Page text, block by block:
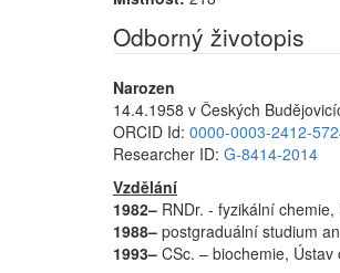
Odborný životopis
Narozen
14.4.1958 v Českých
ORCID Id: 0000-0003-2412-
Researcher ID: G-8414-2014
Vzdělání
1982– RNDr. - fyzikální
1988– postgraduální studium
1993– CSc. – biochemie,